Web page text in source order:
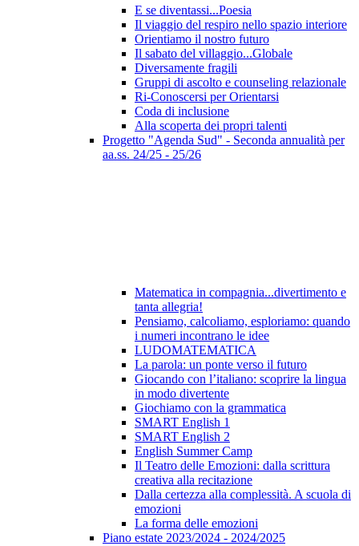
E se diventassi...Poesia
Il viaggio del respiro nello spazio interiore
Orientiamo il nostro futuro
Il sabato del villaggio...Globale
Diversamente fragili
Gruppi di ascolto e counseling relazionale
Ri-Conoscersi per Orientarsi
Coda di inclusione
Alla scoperta dei propri talenti
Progetto "Agenda Sud" - Seconda annualità per
aa.ss. 24/25 - 25/26
Matematica in compagnia...divertimento e
tanta allegria!
Pensiamo, calcoliamo, esploriamo: quando
i numeri incontrano le idee
LUDOMATEMATICA
La parola: un ponte verso il futuro
Giocando con l’italiano: scoprire la lingua
in modo divertente
Giochiamo con la grammatica
SMART English 1
SMART English 2
English Summer Camp
Il Teatro delle Emozioni: dalla scrittura
creativa alla recitazione
Dalla certezza alla complessità. A scuola di
emozioni
La forma delle emozioni
Piano estate 2023/2024 - 2024/2025